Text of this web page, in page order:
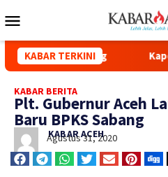
KABAR TERKINI
Simpang Kapolda
KABAR BERITA
Plt. Gubernur Aceh
Baru BPKS Sabang
KABAR ACEH
Agustus 31, 2020